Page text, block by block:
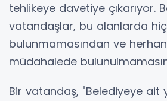
tehlikeye davetiye çıkarıyor.
vatandaşlar, bu alanlarda
bulunmamasından ve
müdahalede
Bir vatandaş, "Belediyeye ait